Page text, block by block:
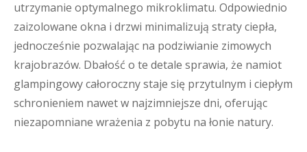
utrzymanie optymalnego mikroklimatu. Odpowiednio
zaizolowane okna i drzwi minimalizują straty ciepła,
jednocześnie pozwalając na podziwianie zimowych
krajobrazów. Dbałość o te detale sprawia, że namiot
glampingowy całoroczny staje się przytulnym i ciepłym
schronieniem nawet w najzimniejsze dni, oferując
niezapomniane wrażenia z pobytu na łonie natury.